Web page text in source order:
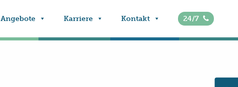
Angebote Karriere Kontakt 24/7